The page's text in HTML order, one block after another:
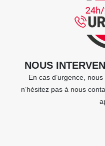
NOUS
En cas d’urgence,
n’hésitez pas à nous